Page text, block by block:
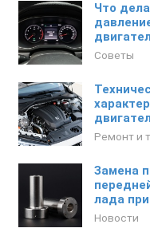
Что
Советы
Ремонт и
Замена
лада
Новости